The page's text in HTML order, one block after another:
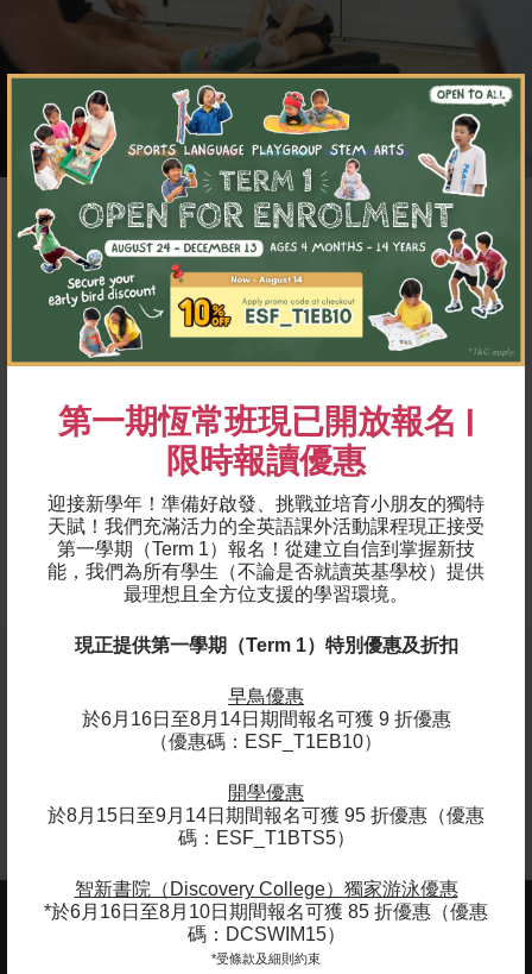
第一期恆常班現已開放報名 |
限時報讀優惠
迎接新學年！準備好啟發、挑戰並培育小朋友的獨特
天賦！我們充滿活力的全英語課外活動課程現正接受
第一學期（Term 1）報名！ 從建立自信到掌握新技
能，我們為所有學生（不論是否就讀英基學校）提供
最理想且全方位支援的學習環境。
現正提供第一學期（Term 1）特別優惠及折扣
早鳥優惠
於6月16日至8月14日期間報名可獲 9 折優惠
（優惠碼：ESF_T1EB10）
開學優惠
於8月15日至9月14日期間報名可獲 95 折優惠（優惠
碼：ESF_T1BTS5）
智新書院（Discovery College）獨家游泳優惠
*於6月16日至8月10日期間報名可獲 85 折優惠（優惠
碼：DCSWIM15）
*受條款及細則約束
×
適合2到 6 歲兒童
為甚麼選擇英基語言及學習？
每年都有超過 𝟭,𝟳𝟬𝟬 位學生報讀我們的語文班。
我們的語言課程開放予所有英基及非英基學生參與。我
們相信游戲是幼兒發展和學習的基礎；因此，我們的教
學法是以遊戲和探究式學習為基礎。
小小舞蹈家 - 英基國際幼稚園 (東涌)體驗堂
立即報名